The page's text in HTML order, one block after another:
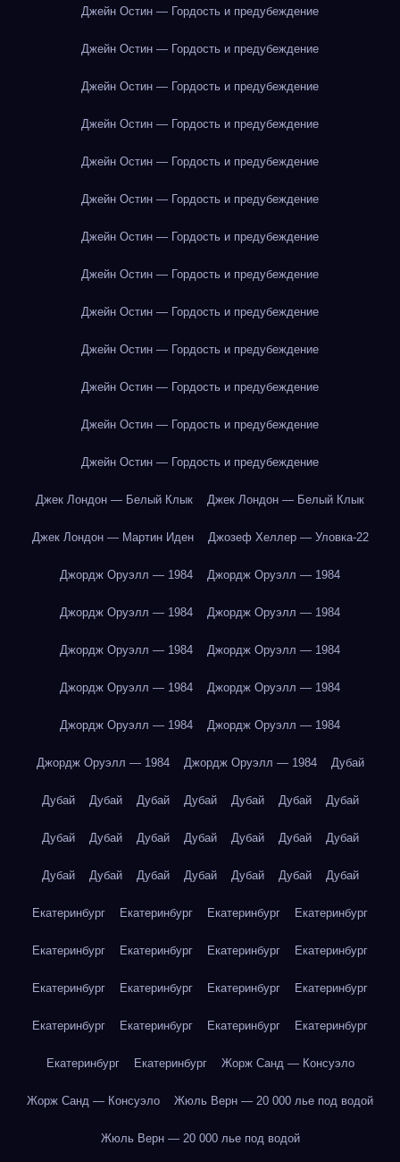
Джейн Остин — Гордость и предубеждение
Джейн Остин — Гордость и предубеждение
Джейн Остин — Гордость и предубеждение
Джейн Остин — Гордость и предубеждение
Джейн Остин — Гордость и предубеждение
Джейн Остин — Гордость и предубеждение
Джейн Остин — Гордость и предубеждение
Джейн Остин — Гордость и предубеждение
Джейн Остин — Гордость и предубеждение
Джейн Остин — Гордость и предубеждение
Джейн Остин — Гордость и предубеждение
Джейн Остин — Гордость и предубеждение
Джейн Остин — Гордость и предубеждение
Джек Лондон — Белый Клык Джек Лондон — Белый Клык
Джек Лондон — Мартин Иден Джозеф Хеллер — Уловка-22
Джордж Оруэлл — 1984 Джордж Оруэлл — 1984
Джордж Оруэлл — 1984 Джордж Оруэлл — 1984
Джордж Оруэлл — 1984 Джордж Оруэлл — 1984
Джордж Оруэлл — 1984 Джордж Оруэлл — 1984
Джордж Оруэлл — 1984 Джордж Оруэлл — 1984
Джордж Оруэлл — 1984 Джордж Оруэлл — 1984 Дубай
Дубай Дубай Дубай Дубай Дубай Дубай Дубай
Дубай Дубай Дубай Дубай Дубай Дубай Дубай
Дубай Дубай Дубай Дубай Дубай Дубай Дубай
Екатеринбург Екатеринбург Екатеринбург Екатеринбург
Екатеринбург Екатеринбург Екатеринбург Екатеринбург
Екатеринбург Екатеринбург Екатеринбург Екатеринбург
Екатеринбург Екатеринбург Екатеринбург Екатеринбург
Екатеринбург Екатеринбург Жорж Санд — Консуэло
Жорж Санд — Консуэло Жюль Верн — 20 000 лье под водой
Жюль Верн — 20 000 лье под водой